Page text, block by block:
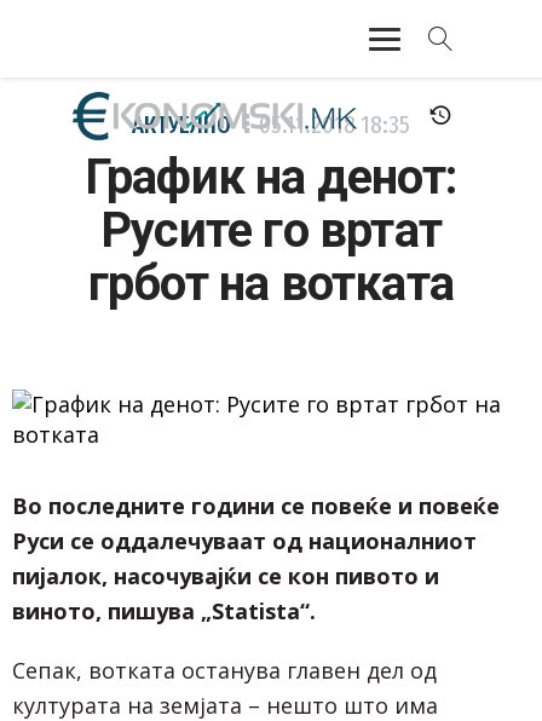
АКТУЕЛНО
ЕКОНОМИЈА
ФИНАНСИИ
БАНКАРСТВО
МОЗАИК
АКТУЕЛНО 05.11.201818:35
График на денот:
Русите гo вртат
грбот на вотката
Во последните години се повеќе и повеќе
Руси се оддалечуваат од националниот
пијалок, насочувајќи се кон пивото и
виното, пишува „Statista“.
Сепак, вотката останува главен дел од
културата на земјата – нешто што има